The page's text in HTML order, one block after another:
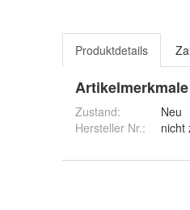
Produktdetails
Artikelmerkmale
Zustand:
Neu
Hersteller Nr.:
nicht